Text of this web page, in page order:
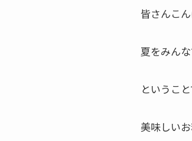
皆さんこん
夏をみん
というこ
美味しい